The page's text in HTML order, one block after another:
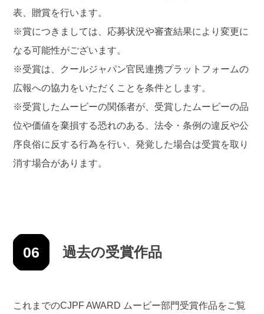
表、贈賞を行います。
※賞につきましては、応募状況や審査結果により変更に
なる可能性がございます。
※受賞は、クールジャパン官民連携プラットフォームの
広報への協力をいただくことを条件とします。
※受賞したムービーの関係者が、受賞したムービーの品
位や価値を棄損する恐れのある、法令・条例の違反や公
序良俗に反する行為を行い、発覚した場合は受賞を取り
消す場合があります。
06 過去の受賞作品
これまでのCJPF AWARD ムービー部門受賞作品をご覧